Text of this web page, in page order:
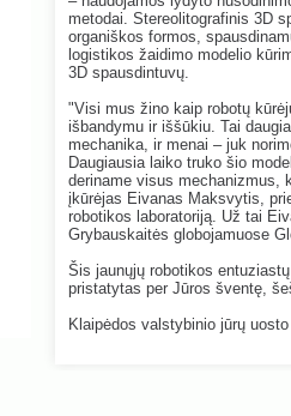
metodai. Stereolitografinis 3D
organiškos formos,
logistikos žaidimo modelio
3D spausdintuvų.
"Visi mus žino kaip robotų
išbandymu ir iššūkiu. Tai
mechanika, ir menai – juk
Daugiausia laiko truko šio
deriname visus mechanizmus,
įkūrėjas Eivanas Maksvytis,
robotikos laboratoriją. Už tai
Grybauskaitės globojamuose
Šis jaunųjų robotikos
pristatytas per Jūros šventę,
Klaipėdos valstybinio jūrų